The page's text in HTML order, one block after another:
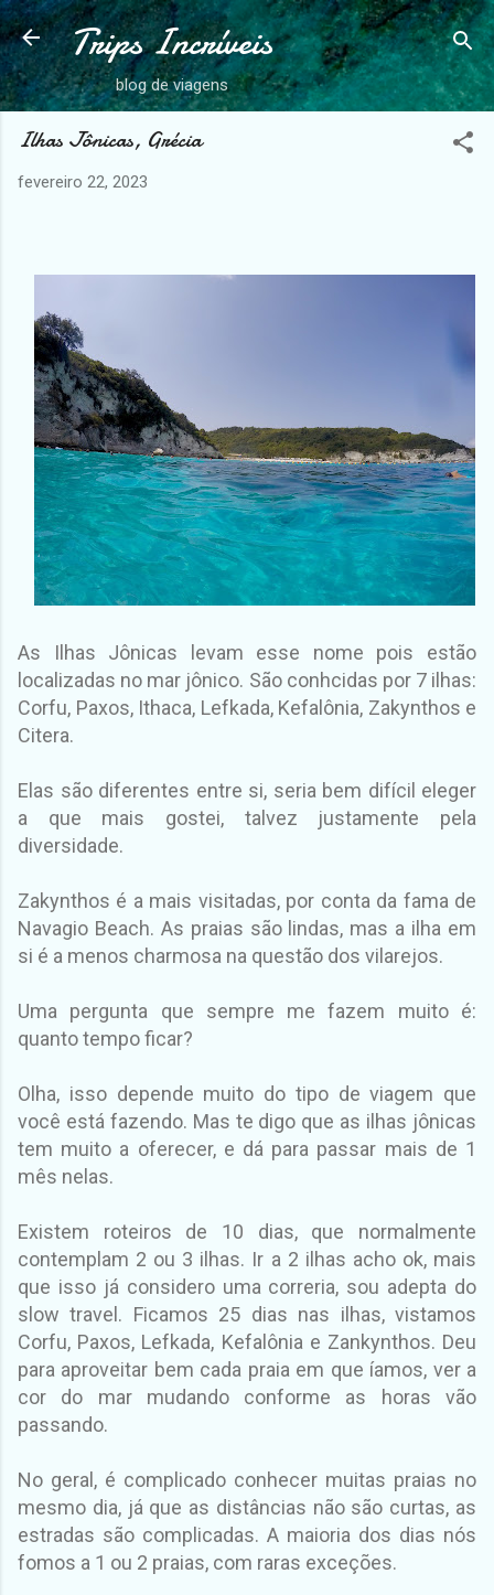
Pular para o conteúdo principal
Trips Incríveis
blog de viagens
Ilhas Jônicas, Grécia
fevereiro 22, 2023
As Ilhas Jônicas levam esse nome pois estão
localizadas no mar jônico. São conhcidas por 7 ilhas:
Corfu, Paxos, Ithaca, Lefkada, Kefalônia, Zakynthos e
Citera.
Elas são diferentes entre si, seria bem difícil eleger
a que mais gostei, talvez justamente pela
diversidade.
Zakynthos é a mais visitadas, por conta da fama de
Navagio Beach. As praias são lindas, mas a ilha em
si é a menos charmosa na questão dos vilarejos.
Uma pergunta que sempre me fazem muito é:
quanto tempo ficar?
Olha, isso depende muito do tipo de viagem que
você está fazendo. Mas te digo que as ilhas jônicas
tem muito a oferecer, e dá para passar mais de 1
mês nelas.
Existem roteiros de 10 dias, que normalmente
contemplam 2 ou 3 ilhas. Ir a 2 ilhas acho ok, mais
que isso já considero uma correria, sou adepta do
slow travel. Ficamos 25 dias nas ilhas, vistamos
Corfu, Paxos, Lefkada, Kefalônia e Zankynthos. Deu
para aproveitar bem cada praia em que íamos, ver a
cor do mar mudando conforme as horas vão
passando.
No geral, é complicado conhecer muitas praias no
mesmo dia, já que as distâncias não são curtas, as
estradas são complicadas. A maioria dos dias nós
fomos a 1 ou 2 praias, com raras exceções.